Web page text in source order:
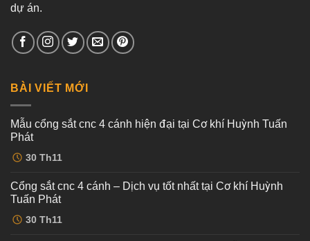
dự án.
BÀI VIẾT MỚI
30 Th11
Mẫu cổng sắt cnc 4 cánh hiện đại tại Cơ khí Huỳnh Tuấn
Phát
Không
có
ở
Mẫu
cổng
sắt
cnc 30 Th11
Cổng sắt cnc 4 cánh – Dịch vụ tốt nhất tại Cơ khí Huỳnh
Tuấn Phát
Không
có